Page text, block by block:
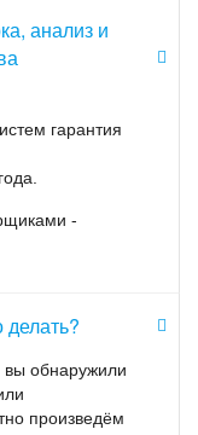
серверного и
работы приборов,
проверке
фликера;
систем;
по обратной и
анализ и
гарантия
-
вы обнаружили
произведём